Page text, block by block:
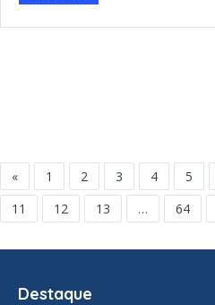
aproximadamente 22% da força
local. O estabelecimento opera
« 1 2 3 4 5
11
12 13 … 64
Destaque